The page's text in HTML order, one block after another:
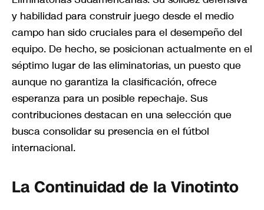
y habilidad para construir juego desde el medio
campo han sido cruciales para el desempeño del
equipo. De hecho, se posicionan actualmente en el
séptimo lugar de las eliminatorias, un puesto que
aunque no garantiza la clasificación, ofrece
esperanza para un posible repechaje. Sus
contribuciones destacan en una selección que
busca consolidar su presencia en el fútbol
internacional.
La Continuidad de la Vinotinto